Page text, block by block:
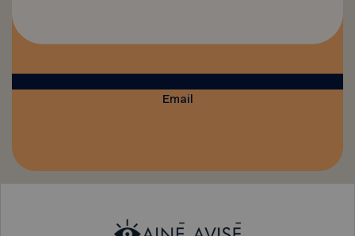
Email